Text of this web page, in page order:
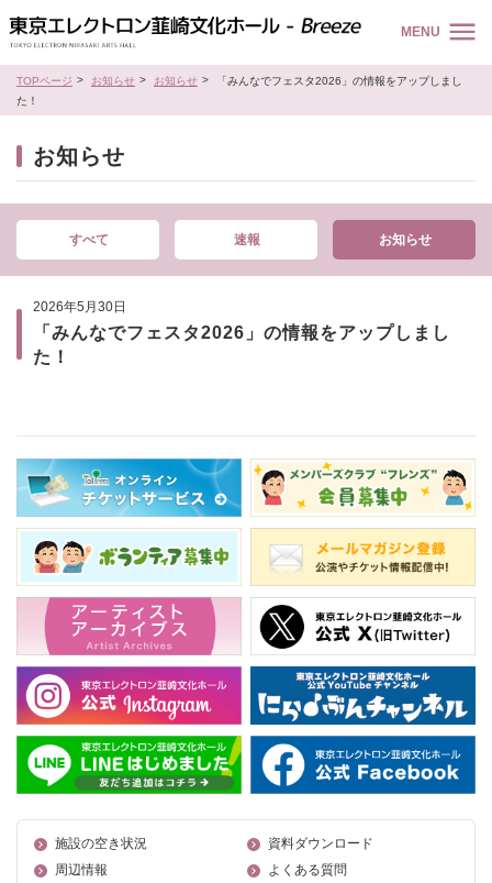
MENU
TOPページ お知らせ お知らせ
「みんなでフェスタ2026」の情報をアップしまし
た！
お知らせ
すべて 速報 お知らせ
2026年5月30日
「みんなでフェスタ2026」の情報をアップしまし
た！
施設の空き状況
資料ダウンロード
周辺情報
よくある質問